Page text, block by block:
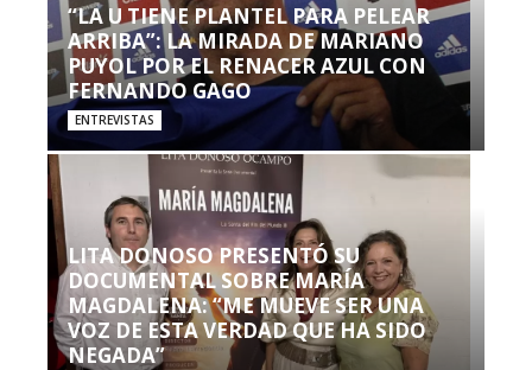
“LA U TIENE PLANTEL PARA PELEAR
ARRIBA”: LA MIRADA DE MARIANO
PUYOL POR EL RENACER AZUL CON
FERNANDO GAGO
ENTREVISTAS
LITA DONOSO PRESENTÓ SU
DOCUMENTAL SOBRE MARÍA
MAGDALENA: “ME MUEVE SER UNA
VOZ DE ESTA VERDAD QUE HA SIDO
NEGADA”